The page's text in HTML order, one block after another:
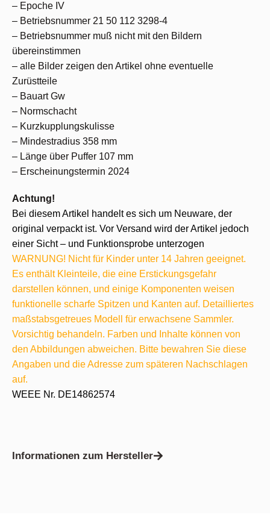
– Epoche IV
– Betriebsnummer 21 50 112 3298-4
– Betriebsnummer muß nicht mit den Bildern
übereinstimmen
– alle Bilder zeigen den Artikel ohne eventuelle
Zurüstteile
– Bauart Gw
– Normschacht
– Kurzkupplungskulisse
– Mindestradius 358 mm
– Länge über Puffer 107 mm
– Erscheinungstermin 2024
Achtung!
Bei diesem Artikel handelt es sich um Neuware, der
original verpackt ist. Vor Versand wird der Artikel jedoch
einer Sicht – und Funktionsprobe unterzogen
WARNUNG! Nicht für Kinder unter 14 Jahren geeignet.
Es enthält Kleinteile, die eine Erstickungsgefahr
darstellen können, und einige Komponenten weisen
funktionelle scharfe Spitzen und Kanten auf. Detailliertes
maßstabsgetreues Modell für erwachsene Sammler.
Vorsichtig behandeln. Farben und Inhalte können von
den Abbildungen abweichen. Bitte bewahren Sie diese
Angaben und die Adresse zum späteren Nachschlagen
auf.
WEEE Nr. DE14862574
Informationen zum Hersteller